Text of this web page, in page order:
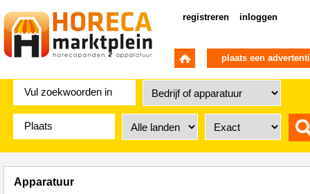
registreren inloggen
plaats een
Apparatuur